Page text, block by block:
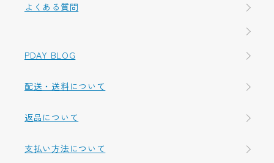
よくある質問
PDAY BLOG
配送・送料について
返品について
支払い方法について